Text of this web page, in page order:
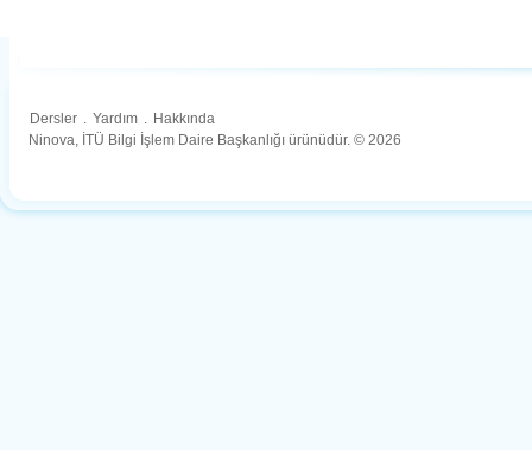
Dersler . Yardım . Hakkında
Ninova, İTÜ Bilgi İşlem Daire Başkanlığı ürünüdür. © 2026